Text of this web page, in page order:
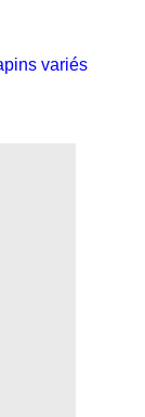
variés